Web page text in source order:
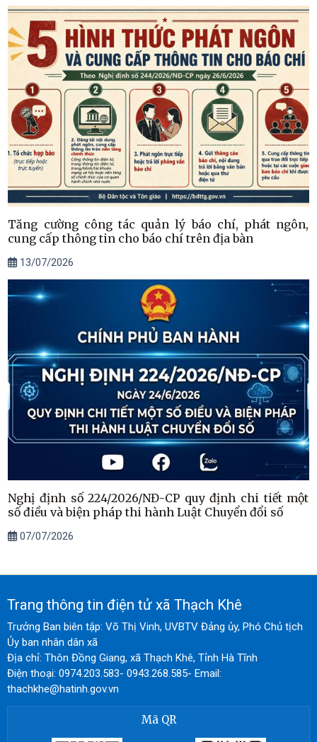
Tăng cường công tác quản lý báo chí, phát ngôn,
cung cấp thông tin cho báo chí trên địa bàn
13/07/2026
Nghị định số 224/2026/NĐ-CP quy định chi tiết một
số điều và biện pháp thi hành Luật Chuyển đổi số
07/07/2026
Trang thông tin điện tử xã Thạch Khê
Trưởng Ban biên tập: Võ Thị Vinh, UVBTV Đảng ủy, Phó Chủ tịch
Ủy ban nhân dân xã
Địa chỉ: Thôn Đồng Giang, xã Thạch Khê, Tỉnh Hà Tĩnh
Điện thoại: 0974.203.583- 0943.268.585- Email:
thachkhe@hatinh.gov.vn
Mã QR